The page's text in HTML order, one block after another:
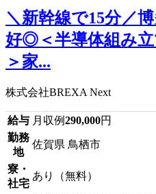
＼新幹線で15分／
好◎＜半導体組み
＞家...
株式会社BREXA Next
給与 月収例290,000円
勤務
地
佐賀県 鳥栖市
寮・
社宅
あり（無料）